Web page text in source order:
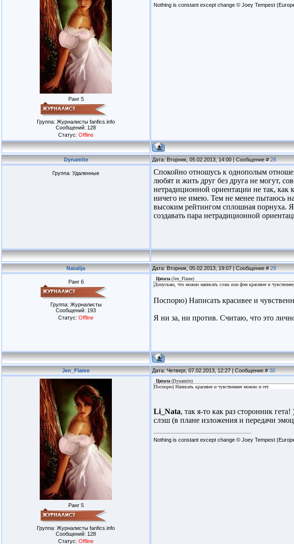
Ранг 5
Группа: Журналисты fanfics.info
Сообщений: 128
Статус: Offline
Nothing is constant except change © Joey Tempest
Dynamite Дата: Вторник, 05.02.2013, 14:00 | Сообщение #28
Группа: Удаленные
Спокойно отношусь к однополым
любят и жить друг без друга не могут,
нетрадиционной ориентации не так, как
ничего не имею. Тем не менее пытаюсь
высоким рейтингом сплошная порнуха. Я
создавать пара нетрадиционной
Natalija Дата: Вторник, 05.02.2013, 19:07 | Сообщение #29
Ранг 6
Группа: Журналисты
Сообщений: 193
Статус: Offline
Цитата (Jen_Flame)
Допускаю, что можно написать слэш или фэм красивее и
Поспорю) Написать красивее и
Я ни за, ни против. Считаю, что это
Jen_Flame Дата: Четверг, 07.02.2013, 12:27 | Сообщение #30
Ранг 5
Группа: Журналисты fanfics.info
Сообщений: 128
Статус: Offline
Цитата (Dynamite)
Поспорю) Написать красивее и чувственнее можно и гет.
Li_Nata, так я-то как раз сторонник
слэш (в плане изложения и передачи
Nothing is constant except change © Joey Tempest